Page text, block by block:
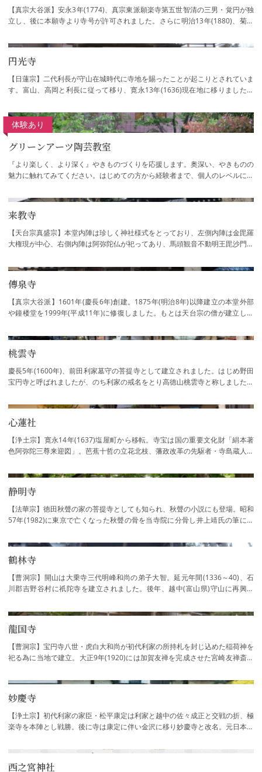
【真宗大谷派】安永3年(1774)、真宗東派願楽寺第五世智清の三男・覚円が独
立し、後に本願寺より寺号が許可されました。さらに明治13年(1880)、菊田
円光寺
【日蓮宗】二代利長が守山在城時代に寺地を賜ったことが起こりとされていま
す。富山、高岡と利長に従って移り、寛永13年(1636)現在地に移りました。
グリーンアーツ陶芸教室
体験あり
『より楽しく、より深く』やきものづくりを応援します。奥深い、やきものの
魅力に触れてみてください。はじめての方から経験者まで、個人のレベルに合
来教寺
【天台宗真盛宗】本堂内陣は珍しく神社様式をとっており、左側内陣は金毘羅
大権現が中心、右側内陣は阿弥陀仏が祀ってあり、馬頭観音不動明王毘沙門天
傳泉寺
【真宗大谷派】1601年(慶長6年)創建。1875年(明治8年)以降建立の本堂外部
や鐘楼堂を1999年(平成11年)に修復しました。もとは天台宗の僧が建立した
桃雲寺
慶長5年(1600年)、前田利家墓守の菩提寺として建立されました。はじめ野田
宝円寺と呼ばれましたが、のち利家の戒名をとり高徳山桃雲寺と称しました。
心蓮社
【浄土宗】寛永14年(1637)塩屋町から移転。寺宝は国の重要文化財「絹本著
色阿弥陀三尊来迎図」。芭蕉十哲の立花北枝、藩政改革の先駆者・寺島蔵人の
静明寺
【法華宗】徳田秋聲の家の菩提寺としても知られ、秋聲の小説にも登場。昭和
57年(1982)に東京で亡くなった秋聲の骨を当寺院に分骨し井上靖氏の筆によ
鶴林寺
【曹洞宗】開山は大乗寺三代明峰和尚の弟子大智。延元年間(1336～40)、石
川郡吉野谷村に祇陀寺を建立されました。後年、越中(富山県)守山に再興さ
龍国寺
【曹洞宗】宝円寺八世・虎白大和尚が初代利家の所持札を封じ込めた稲荷神を
祀る為に当地で建立。大正9年(1920)には加賀友禅を完成させた宮崎友禅斎の
妙慶寺
【浄土宗】初代利家の家臣・松平康定は利家と越中の佐々成正と交戦の折、極
楽寺を本陣とし戦勝。後に寺は康定に伴い金沢に移り妙慶寺と改名。元日本排
西之宮神社